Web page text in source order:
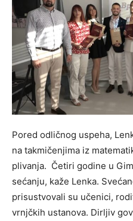
Pored odličnog uspeha,
na takmičenjima iz
plivanja. Četiri godine u
sećanju, kaže Lenka.
prisustvovali su učenici,
vrnjčkih ustanova. Dirljiv